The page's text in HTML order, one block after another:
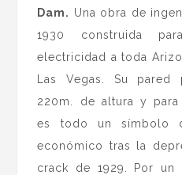
Dam. Una obra de
1930 construida
electricidad a toda
Las Vegas. Su
220m. de altura y para
es todo un símbolo
económico tras la
crack de 1929. Por